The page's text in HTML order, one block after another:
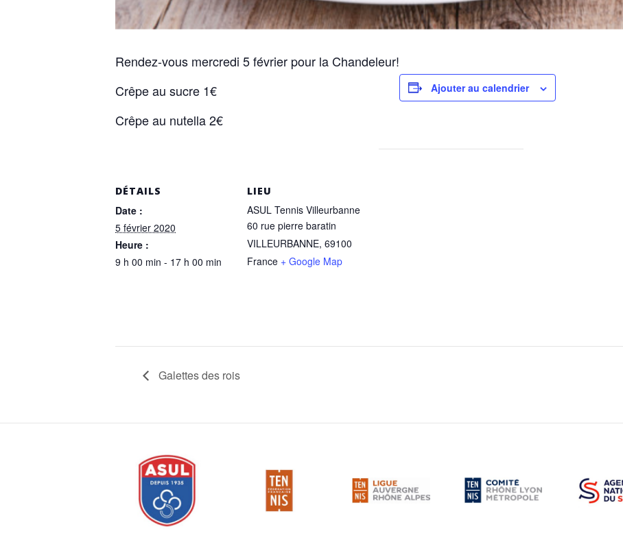
Rendez-vous mercredi 5 février pour la Chandeleur!
Crêpe au sucre 1€
Crêpe au nutella 2€
Ajouter au calendrier
DÉTAILS
Date :
5 février 2020
Heure :
9 h 00 min - 17 h 00 min
LIEU
ASUL Tennis Villeurbanne
60 rue pierre baratin
VILLEURBANNE, 69100
France + Google Map
Galettes des rois